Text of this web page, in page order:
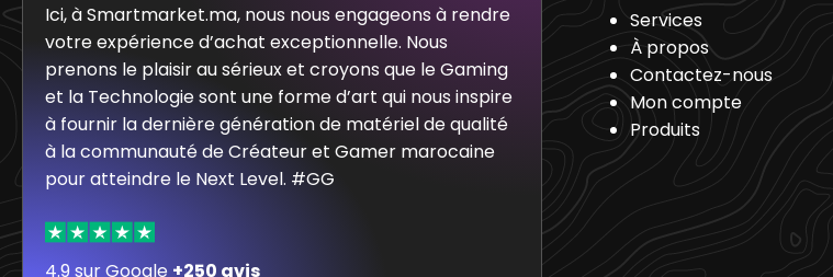
Ici, à Smartmarket.ma, nous nous engageons à rendre
votre expérience d’achat exceptionnelle. Nous
prenons le plaisir au sérieux et croyons que le Gaming
et la Technologie sont une forme d’art qui nous inspire
à fournir la dernière génération de matériel de qualité
à la communauté de Créateur et Gamer marocaine
pour atteindre le Next Level. #GG
4.9 sur Google +250 avis
Services
À propos
Contactez-nous
Mon compte
Produits